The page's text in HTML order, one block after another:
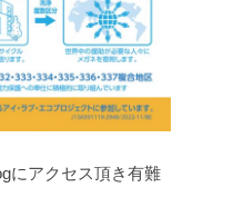
にアクセス頂き有難